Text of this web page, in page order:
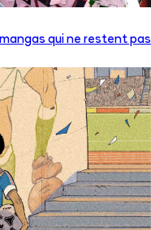
qui ne restent pas